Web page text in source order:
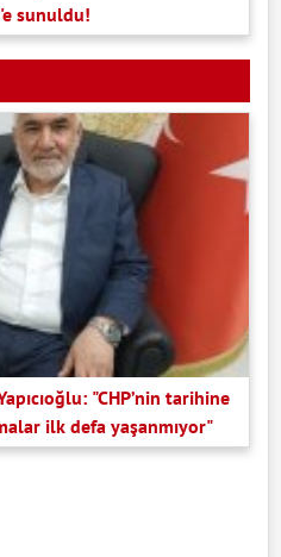
sunuldu!
"CHP’nin tarihine
ilk defa yaşanmıyor"